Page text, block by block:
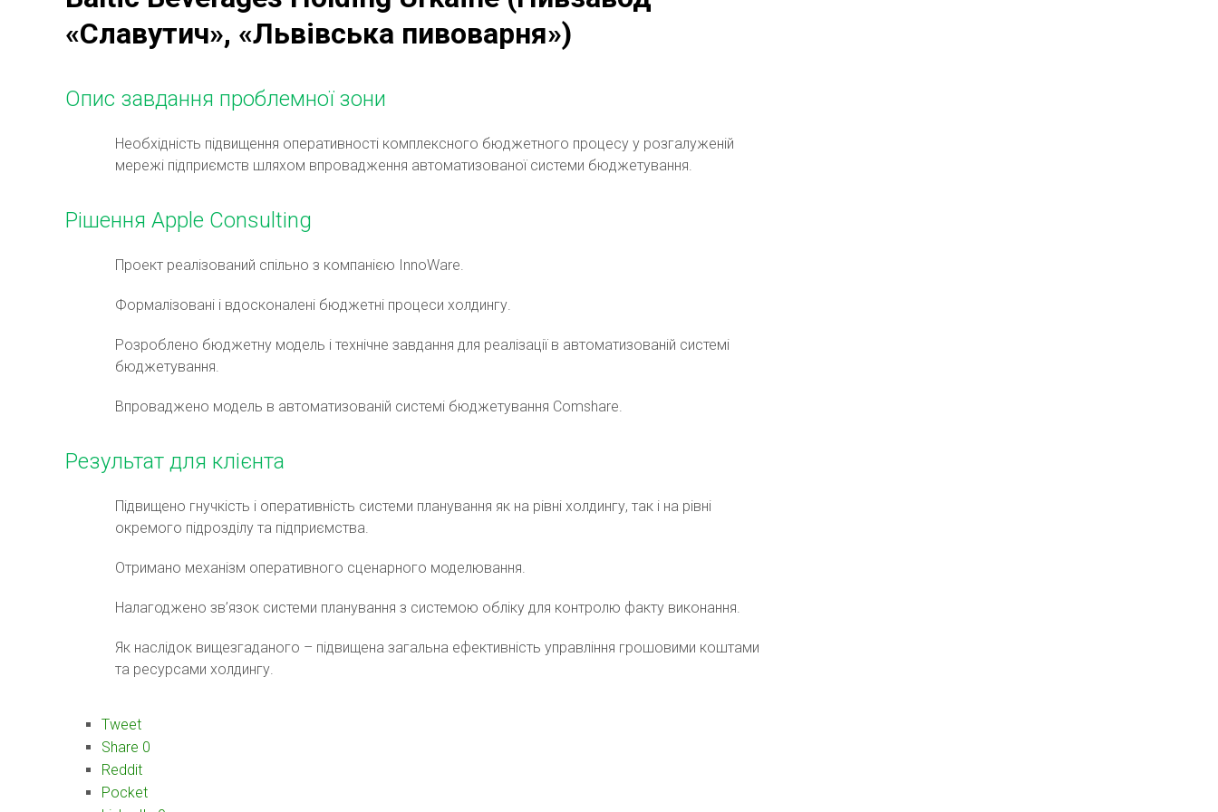
«Славутич», «Львівська пивоварня»)
Опис завдання проблемної зони
Необхідність підвищення оперативності комплексного бюджетного процесу у розгалуженій
мережі підприємств шляхом впровадження автоматизованої системи бюджетування.
Рішення Apple Consulting
Проект реалізований спільно з компанією InnoWare.
Формалізовані і вдосконалені бюджетні процеси холдингу.
Розроблено бюджетну модель і технічне завдання для реалізації в автоматизованій системі
бюджетування.
Впроваджено модель в автоматизованій системі бюджетування Comshare.
Результат для клієнта
Підвищено гнучкість і оперативність системи планування як на рівні холдингу, так і на рівні
окремого підрозділу та підприємства.
Отримано механізм оперативного сценарного моделювання.
Налагоджено зв’язок системи планування з системою обліку для контролю факту виконання.
Як наслідок вищезгаданого – підвищена загальна ефективність управління грошовими коштами
та ресурсами холдингу.
Tweet
Share 0
Reddit
Pocket